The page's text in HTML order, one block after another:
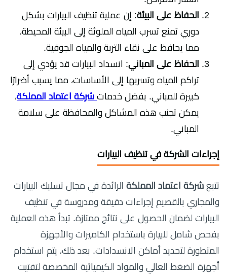
الحفاظ على البيئة: إن عملية تنظيف البيارات بشكل
دوري تمنع تسرب المياه الملوثة إلى البيئة المحيطة،
مما يحافظ على نقاء التربة والمياه الجوفية.
الحفاظ على المباني: انسداد البيارات قد يؤدي إلى
تراكم المياه وتسربها إلى الأساسات، مما يسبب أضرارًا
كبيرة للمباني. بفضل خدمات شركة اعتماد المملكة،
يمكن تجنب هذه المشاكل والمحافظة على سلامة
المباني.
إجراءات الشركة في تنظيف البيارات
تتبع شركة اعتماد المملكة الرائدة في مجال تسليك البيارات
والمجاري بالقصيم إجراءات دقيقة ومدروسة في تنظيف
البيارات لضمان الحصول على نتائج ممتازة. تبدأ هذه العملية
بفحص شامل للبيارة باستخدام الكاميرات والأجهزة
المتطورة لتحديد أماكن الانسدادات. بعد ذلك، يتم استخدام
أجهزة الضغط العالي والمواد الكيميائية المخصصة لتفتيت